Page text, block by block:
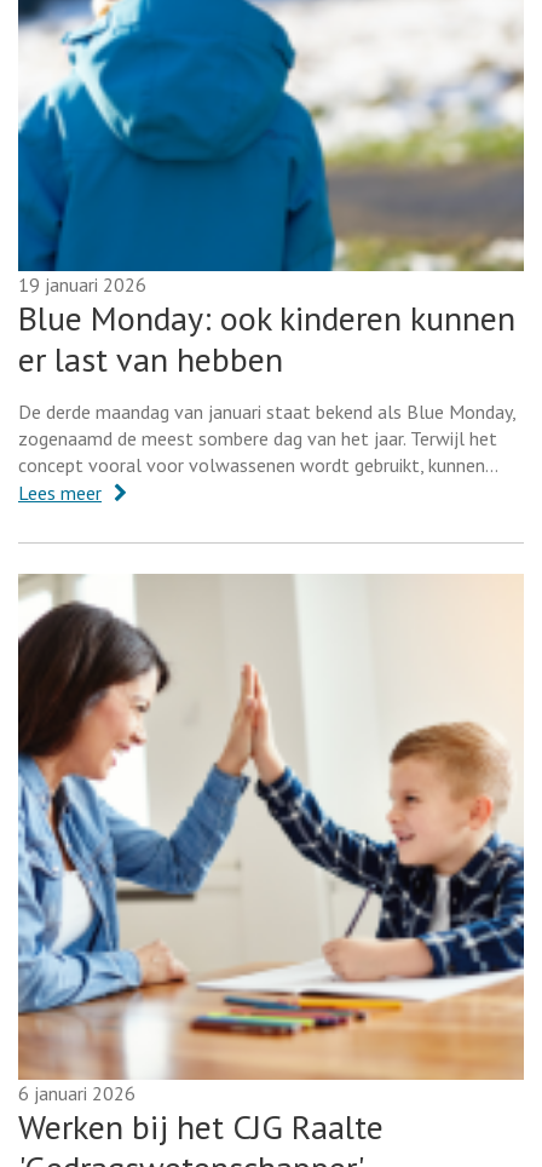
Blue Monday: ook kinderen kunnen
er last van hebben
19 januari 2026
De derde maandag van januari staat bekend als Blue Monday,
zogenaamd de meest sombere dag van het jaar. Terwijl het
concept vooral voor volwassenen wordt gebruikt, kunnen…
Lees meer
Werken bij het CJG Raalte
6 januari 2026